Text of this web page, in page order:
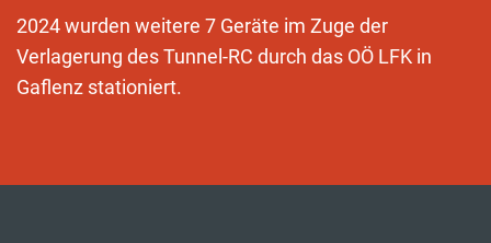
2024 wurden weitere 7 Geräte im Zuge der
Verlagerung des Tunnel-RC durch das OÖ LFK in
Gaflenz stationiert.